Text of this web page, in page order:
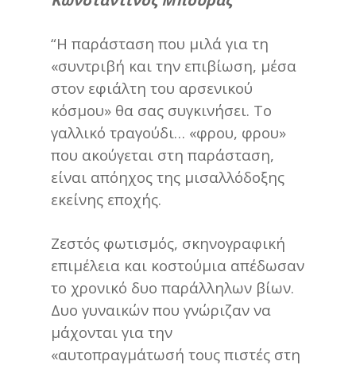
“Η παράσταση που μιλά για τη
«συντριβή και την επιβίωση, μέσα
στον εφιάλτη του αρσενικού
κόσμου» θα σας συγκινήσει. Το
γαλλικό τραγούδι… «φρου, φρου»
που ακούγεται στη παράσταση,
είναι απόηχος της μισαλλόδοξης
εκείνης εποχής.
Ζεστός φωτισμός, σκηνογραφική
επιμέλεια και κοστούμια απέδωσαν
το χρονικό δυο παράλληλων βίων.
Δυο γυναικών που γνώριζαν να
μάχονται για την
«αυτοπραγμάτωσή τους πιστές στη